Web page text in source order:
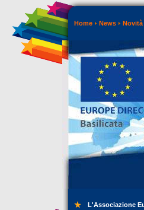
Home News Novità
L'Associazione